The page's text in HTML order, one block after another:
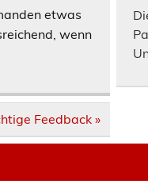
etwas
wenn
Feedback »